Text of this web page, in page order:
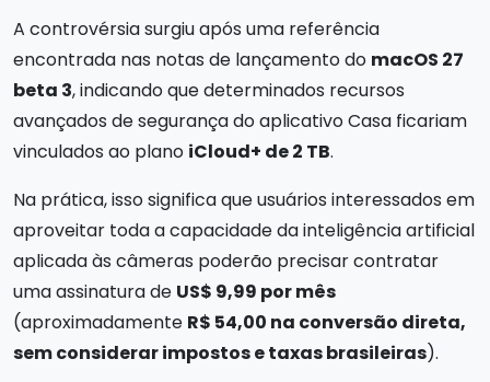
A controvérsia surgiu após uma referência
encontrada nas notas de lançamento do macOS 27
beta 3, indicando que determinados recursos
avançados de segurança do aplicativo Casa ficariam
vinculados ao plano iCloud+ de 2 TB.
Na prática, isso significa que usuários interessados em
aproveitar toda a capacidade da inteligência artificial
aplicada às câmeras poderão precisar contratar
uma assinatura de US$ 9,99 por mês
(aproximadamente R$ 54,00 na conversão direta,
sem considerar impostos e taxas brasileiras).